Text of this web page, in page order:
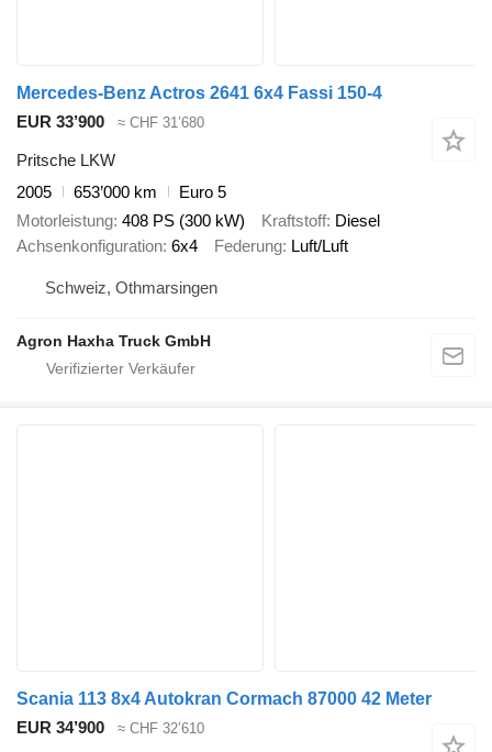
Mercedes-Benz Actros 2641 6x4 Fassi 150-4
EUR 33’900
≈ CHF 31’680
Pritsche LKW
2005
653’000 km
Euro 5
Motorleistung 408 PS (300 kW) Kraftstoff Diesel
Achsenkonfiguration 6x4 Federung Luft/Luft
Schweiz, Othmarsingen
Agron Haxha Truck GmbH
Scania 113 8x4 Autokran Cormach 87000 42 Meter
EUR 34’900
≈ CHF 32’610